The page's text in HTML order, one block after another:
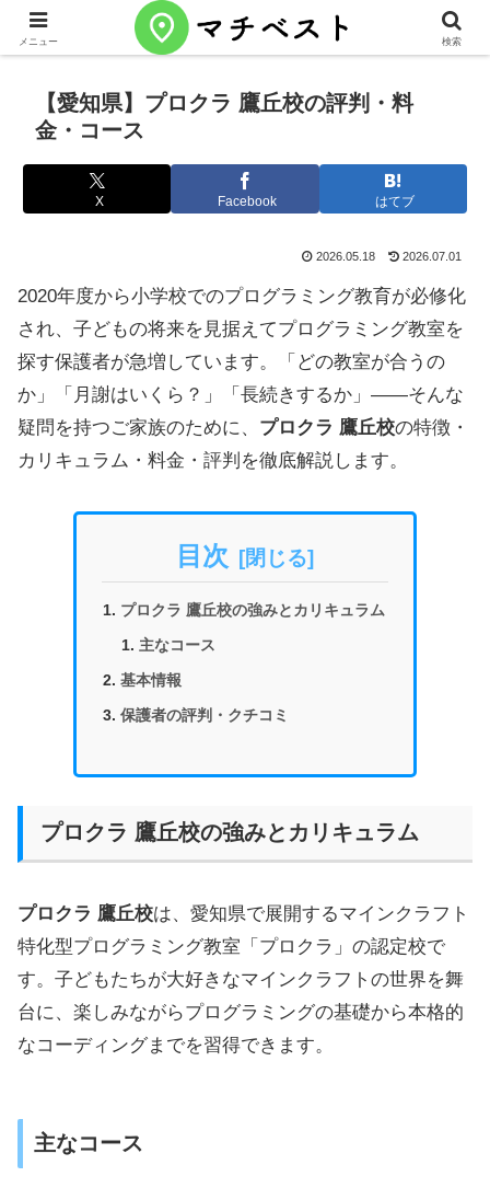
【愛知県】プロクラ 鷹丘校の評判・料
金・コース
X Facebook はてブ
2026.05.18 2026.07.01
2020年度から小学校でのプログラミング教育が必修化
され、子どもの将来を見据えてプログラミング教室を
探す保護者が急増しています。「どの教室が合うの
か」「月謝はいくら？」「長続きするか」——そんな
疑問を持つご家族のために、 プロクラ 鷹丘校の特徴・
カリキュラム・料金・評判を徹底解説します。
目次
プロクラ 鷹丘校の強みとカリキュラム
主なコース
基本情報
保護者の評判・クチコミ
プロクラ 鷹丘校の強みとカリキュラム
プロクラ 鷹丘校は、愛知県で展開するマインクラフト
特化型プログラミング教室「プロクラ」の認定校で
す。子どもたちが大好きなマインクラフトの世界を舞
台に、楽しみながらプログラミングの基礎から本格的
なコーディングまでを習得できます。
主なコース
メニュー 検索